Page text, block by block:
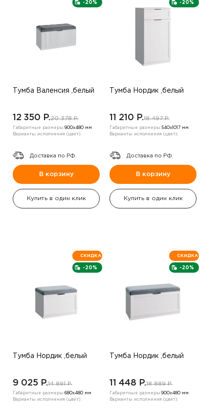
-20%
Тумба Валенсия ,белый
12 350 P.20 378 P.
Габаритные размеры:900х480 мм
Варианты исполнения (цвет):
Доставка по РФ.
В корзину
Купить в один клик
-20%
Тумба Нордик ,белый
11 210 P.18 497 P.
Габаритные размеры:540х1017 мм
Варианты исполнения (цвет):
Доставка по РФ.
В корзину
Купить в один клик
-20%
СКИДКА
Тумба Нордик ,белый
9 025 P.14 891 P.
Габаритные размеры:680х480 мм
Варианты исполнения (цвет):
-20%
СКИДКА
Тумба Нордик ,белый
11 448 P.18 889 P.
Габаритные размеры:900х480 мм
Варианты исполнения (цвет):